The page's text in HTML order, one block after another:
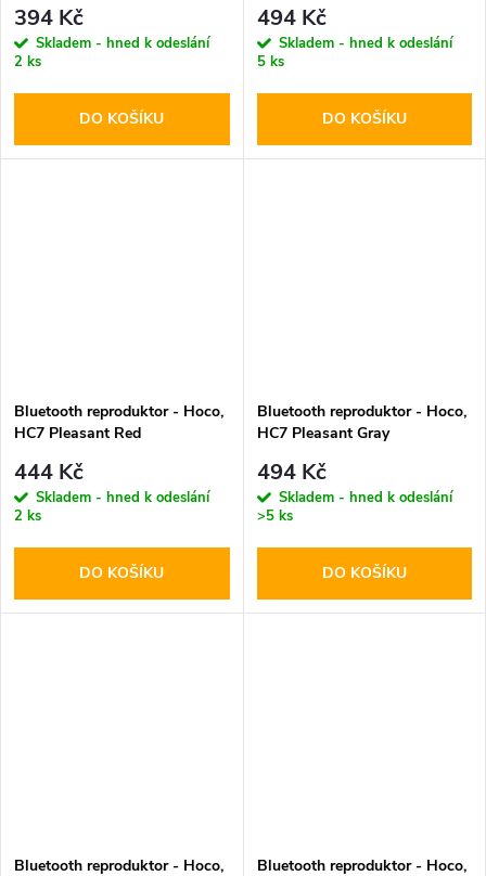
394 Kč
Skladem - hned k odeslání
2 ks
DO KOŠÍKU
494 Kč
Skladem - hned k odeslání
5 ks
DO KOŠÍKU
Bluetooth reproduktor - Hoco,
HC7 Pleasant Red
444 Kč
Skladem - hned k odeslání
2 ks
DO KOŠÍKU
Bluetooth reproduktor - Hoco,
HC7 Pleasant Gray
494 Kč
Skladem - hned k odeslání
>5 ks
DO KOŠÍKU
Bluetooth reproduktor - Hoco, Bluetooth reproduktor - Hoco,